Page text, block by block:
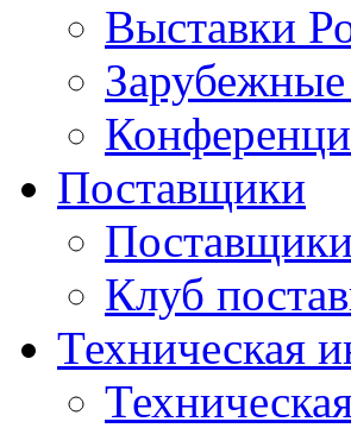
Выставки
Поставщики
Поставщики
Клуб
Техническая